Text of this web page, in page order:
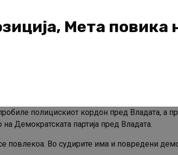
Мета повика
полицискиот кордон пред Владата, а
Демократската партија пред Владата.
повлекоа. Во судирите има и повредени